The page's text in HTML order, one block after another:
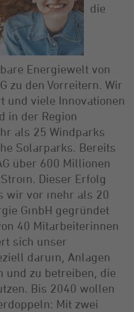
die
Energiewelt von
zu den Vorreitern. Wir
und viele Innovationen
in der Region
als 25 Windparks
Solarparks. Bereits
über 600 Millionen
Dieser Erfolg
wir vor mehr als 20
GmbH gegründet
40 Mitarbeiterinnen
sich unser
darum, Anlagen
und zu betreiben, die
Bis 2040 wollen
Mit zwei